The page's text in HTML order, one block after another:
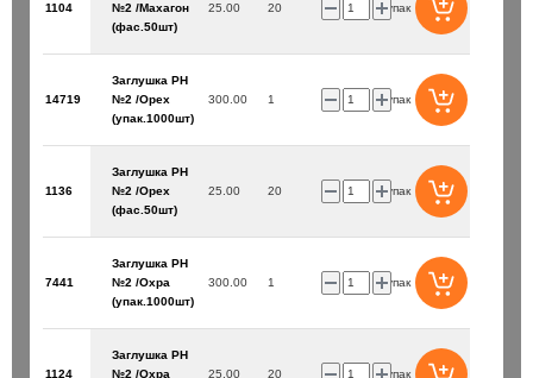
1104
№2 /Махагон
(фас.50шт)
25.00 20 упак
14719
Заглушка PH
№2 /Орех
(упак.1000шт)
300.00 1 упак
1136
Заглушка PH
№2 /Орех
(фас.50шт)
25.00 20 упак
7441
Заглушка PH
№2 /Охра
(упак.1000шт)
300.00 1 упак
1124
Заглушка PH
№2 /Охра
25.00 20 упак